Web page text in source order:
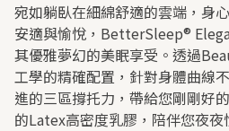
宛如躺臥在細綿舒適的雲端，身
安適與愉悅，BetterSleep®
其優雅夢幻的美眠享受。透過
工學的精確配置，針對身體曲線
進的三區撐托力，帶給您剛剛好
的Latex高密度乳膠，陪伴您夜夜